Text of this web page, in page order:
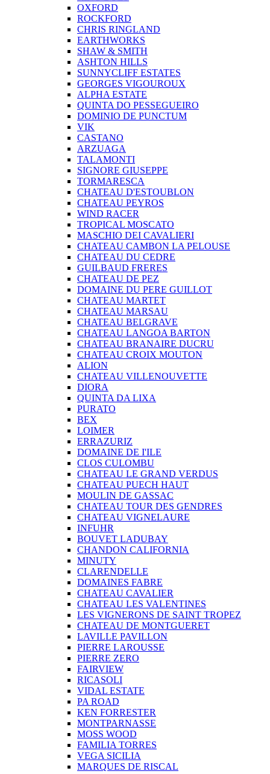
OXFORD
ROCKFORD
CHRIS RINGLAND
EARTHWORKS
SHAW & SMITH
ASHTON HILLS
SUNNYCLIFF ESTATES
GEORGES VIGOUROUX
ALPHA ESTATE
QUINTA DO PESSEGUEIRO
DOMINIO DE PUNCTUM
VIK
CASTANO
ARZUAGA
TALAMONTI
SIGNORE GIUSEPPE
TORMARESCA
CHATEAU D'ESTOUBLON
CHATEAU PEYROS
WIND RACER
TROPICAL MOSCATO
MASCHIO DEI CAVALIERI
CHATEAU CAMBON LA PELOUSE
CHATEAU DU CEDRE
GUILBAUD FRERES
CHATEAU DE PEZ
DOMAINE DU PERE GUILLOT
CHATEAU MARTET
CHATEAU MARSAU
CHATEAU BELGRAVE
CHATEAU LANGOA BARTON
CHATEAU BRANAIRE DUCRU
CHATEAU CROIX MOUTON
ALION
CHATEAU VILLENOUVETTE
DIORA
QUINTA DA LIXA
PURATO
BEX
LOIMER
ERRAZURIZ
DOMAINE DE I'ILE
CLOS CULOMBU
CHATEAU LE GRAND VERDUS
CHATEAU PUECH HAUT
MOULIN DE GASSAC
CHATEAU TOUR DES GENDRES
CHATEAU VIGNELAURE
INFUHR
BOUVET LADUBAY
CHANDON CALIFORNIA
MINUTY
CLARENDELLE
DOMAINES FABRE
CHATEAU CAVALIER
CHATEAU LES VALENTINES
LES VIGNERONS DE SAINT TROPEZ
CHATEAU DE MONTGUERET
LAVILLE PAVILLON
PIERRE LAROUSSE
PIERRE ZERO
FAIRVIEW
RICASOLI
VIDAL ESTATE
PA ROAD
KEN FORRESTER
MONTPARNASSE
MOSS WOOD
FAMILIA TORRES
VEGA SICILIA
MARQUES DE RISCAL